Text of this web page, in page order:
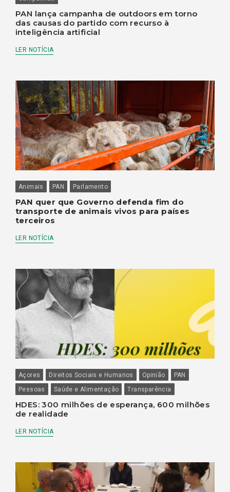
PAN lança campanha de outdoors em torno
das causas do partido com recurso à
inteligência artificial
LER NOTÍCIA
Animais PAN Parlamento
PAN quer que Governo defenda fim do
transporte de animais vivos para países
terceiros
LER NOTÍCIA
Açores Direitos Sociais e Humanos Opinião
PAN
Pessoas
Saúde e Alimentação Transparência
HDES: 300 milhões de esperança, 600 milhões
de realidade
LER NOTÍCIA